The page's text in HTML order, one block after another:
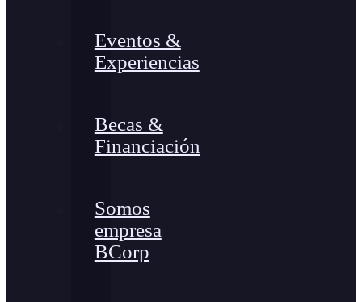
Eventos &
Experiencias
Becas &
Financiación
Somos
empresa
BCorp